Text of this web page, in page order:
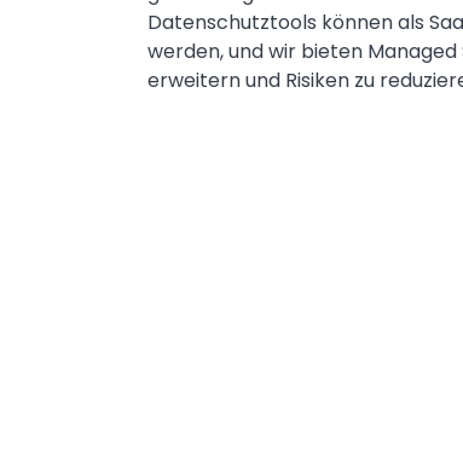
Datenschutztools können als
werden, und wir bieten Managed
erweitern und Risiken zu